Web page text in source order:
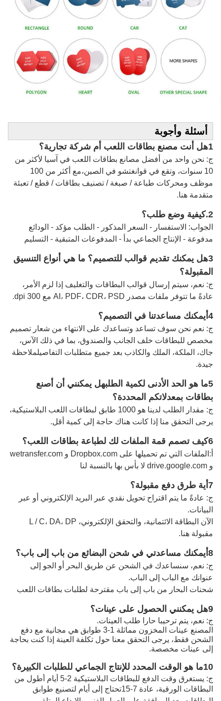
أسئلة وأجوبة
1هل أنت مصنع بطاقات اللعب أم شركة تجارية؟
ج: نحن واحد من أفضل مصانع بطاقات اللعب في آسيا لأكثر من
10 سنوات، وتقع في قوانغتشو في الصين،مع أكثر من 100
موظف ومحركات طباعة / صبغة / تصنيف بطاقات / قطع / تعبئة
متقدمة هنا.
2. كيفية وضع طلب؟
الجواب: الاستفسار - السعر المذكور - الطلب مؤكد - الودائع
مدفوعة - الإنتاج الجماعي بدأ - المدفوعات المتبقية - التسليم
3هل يمكنك تقديم قوالب للتصميم؟ ما هي أنواع التنسيق
المقبولة؟
ج: نعم، سيتم إرسال قوالب البطاقات والتغليف إذا لزم الأمر،
عادةً ما تتوفر ملفات مصدر AI، PDF، CDR، PSD مع 300 dpi.
4أيمكنك مساعدتنا في التصميم؟
ج: نعم نحن سوف تساعد وتساعدك على الانتهاء من شعار تصميم
مخصص للبطاقات خلف الجانب والصندوق، بما في ذلك الآس،
جاك، الملكة، الملك والكاذب بعد جميع متطلبات التفاصيلملاحظة
جيدة.
5ما هو الحد الأدنى لكمية الطلب
هل يمكنني أن أصنع
بطاقات بمعدلاتكم المحددة؟
ج: مقدار الطلب لدينا هو 1000 طابق لبطاقات اللعب البلاستيكية،
يرجى التحقق منا إذا كانت هناك حاجة إلى كمية أقل.
6كيف تصمم قمة الملفات لك لطباعة بطاقات اللعب؟
أ:
الملفات التي تم تحميلها على Dropbox.com و wetransfer.com
و drive.google.com لا بأس بها بالنسبة لنا
7أية طرق دفع مقبولة؟
ج: عادةً ما يتم اقتراح تحويل نقدي عبر البريد الإلكتروني أو عبر
البيانات.
الآن البطاقة الائتمانية، والتحقق الإلكتروني، L / C، DA، DP
مقبولة هنا.
8أيمكنك مساعدتي في شحن البضائع من باب إلى باب؟
ج: نعم، سنساعدك في الشحن عن طريق البحر أو الجو إلى
عنوانك مع الباب إلى الباب.
شحنات البحار من باب إلى باب مقترحة لطلبات بطاقات اللعب
9هل يمكنني الحصول على عينات؟
ج: نعم، يتم ترحيبا حارا طلب العينات.
المصنع عينات المخزون مماثلة 1-3 طوابق هي مجانية مع دفع
الشحن فقط، يرجى التحقق معنا حول تكلفة العينة إذا كنت بحاجة
إلى عينات مخصصة.
10ما هو الوقت المحدد للإنتاج الجماعي للطلبات الكبيرة؟
ج: يستغرق وقت الدفع للبطاقات البلاستيكية 2-5 أيام أطول من
البطاقات الورقية، عادة 7-15
تحتاج إلى أيام لتصنيع طوابق